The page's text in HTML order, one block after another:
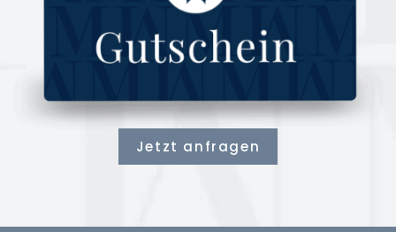
Jetzt anfragen